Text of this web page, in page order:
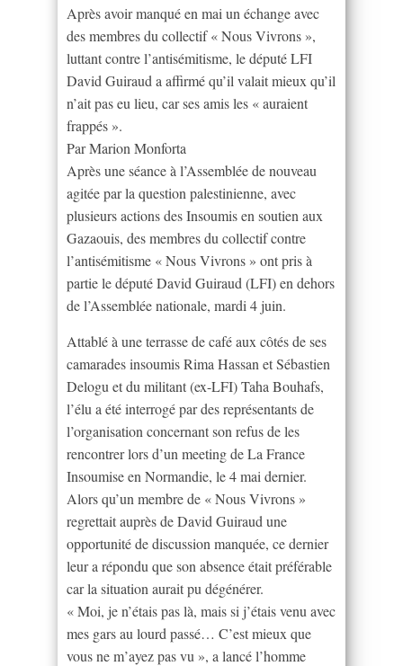
Après avoir manqué en mai un échange avec
des membres du collectif « Nous Vivrons »,
luttant contre l’antisémitisme, le député LFI
David Guiraud a affirmé qu’il valait mieux qu’il
n’ait pas eu lieu, car ses amis les « auraient
frappés ».
Par Marion Monforta
Après une séance à l’Assemblée de nouveau
agitée par la question palestinienne, avec
plusieurs actions des Insoumis en soutien aux
Gazaouis, des membres du collectif contre
l’antisémitisme « Nous Vivrons » ont pris à
partie le député David Guiraud (LFI) en dehors
de l’Assemblée nationale, mardi 4 juin.
Attablé à une terrasse de café aux côtés de ses
camarades insoumis Rima Hassan et Sébastien
Delogu et du militant (ex-LFI) Taha Bouhafs,
l’élu a été interrogé par des représentants de
l’organisation concernant son refus de les
rencontrer lors d’un meeting de La France
Insoumise en Normandie, le 4 mai dernier.
Alors qu’un membre de « Nous Vivrons »
regrettait auprès de David Guiraud une
opportunité de discussion manquée, ce dernier
leur a répondu que son absence était préférable
car la situation aurait pu dégénérer.
« Moi, je n’étais pas là, mais si j’étais venu avec
mes gars au lourd passé… C’est mieux que
vous ne m’ayez pas vu », a lancé l’homme